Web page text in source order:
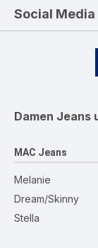
Social Media
Damen Jeans
MAC Jeans
Melanie
Dream/Skinny
Stella